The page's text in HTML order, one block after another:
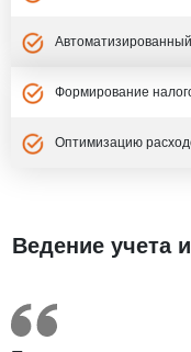
Формирование
Оптимизацию
Ведение учета